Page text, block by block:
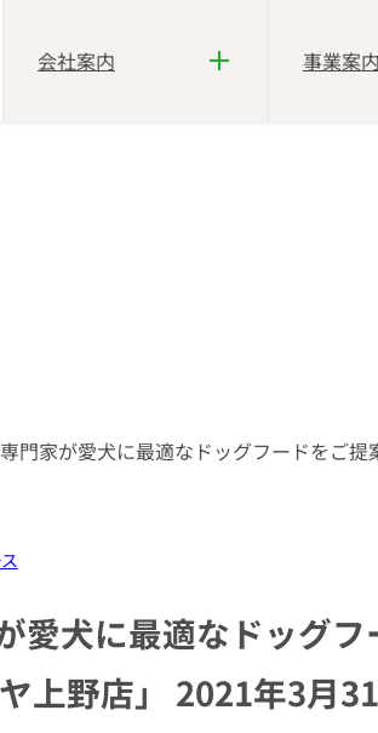
会社案内 事業案内
門家が愛犬に最適なドッグフードをご
愛犬に最適なドッグ
上野店」 2021年3月